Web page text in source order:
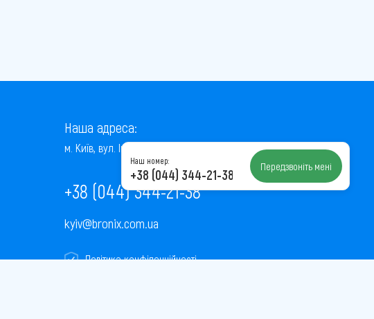
Наша адреса:
м. Київ, вул. Інститутська, 22/7, оф. 41
+38 (044) 344-21-38
kyiv@bronix.com.ua
Політика конфіденційності
Наш номер:
+38 (044) 344-21-38 Передзвоніть мені